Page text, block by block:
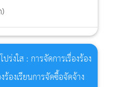
ร่งใส : การจัดการเรื่องร้อง
ร้องเรียนการจัดซื้อจัดจ้าง